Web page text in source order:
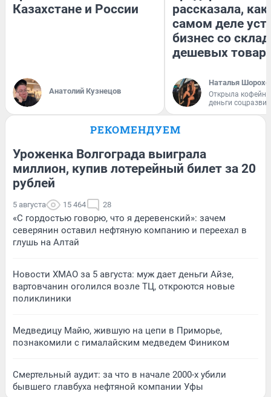
Казахстане и России
Анатолий Кузнецов
рассказала, как
самом деле
бизнес со
дешевых
Наталья
Открыла
деньги
РЕКОМЕНДУЕМ
Уроженка Волгограда выиграла
миллион, купив лотерейный билет за 20
рублей
5 августа 15 464 28
«С гордостью говорю, что я деревенский»: зачем
северянин оставил нефтяную компанию и переехал в
глушь на Алтай
Новости ХМАО за 5 августа: муж дает деньги Айзе,
вартовчанин оголился возле ТЦ, откроются новые
поликлиники
Медведицу Майю, жившую на цепи в Приморье,
познакомили с гималайским медведем Фиником
Смертельный аудит: за что в начале 2000-х убили
бывшего главбуха нефтяной компании Уфы